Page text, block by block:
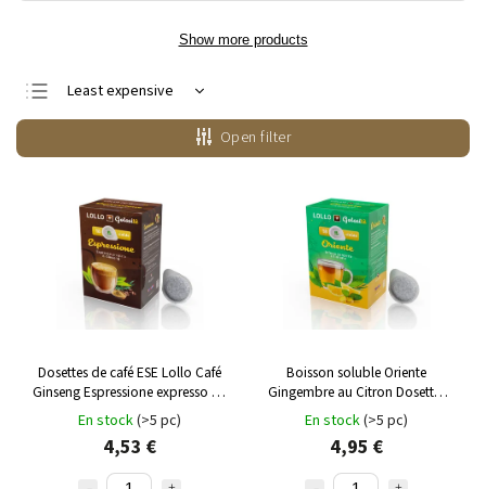
Show more products
Least expensive
Most expensive
Bestsellers
Alphabetically
Open filter
Dosettes de café ESE Lollo Café
Ginseng Espressione expresso au
ginseng 18 pcs
En stock(>5 pc)
4,53 €
Boisson soluble Oriente
Gingembre au Citron Dosettes
ESE Lollo Caffe 18 pcs
En stock(>5 pc)
4,95 €